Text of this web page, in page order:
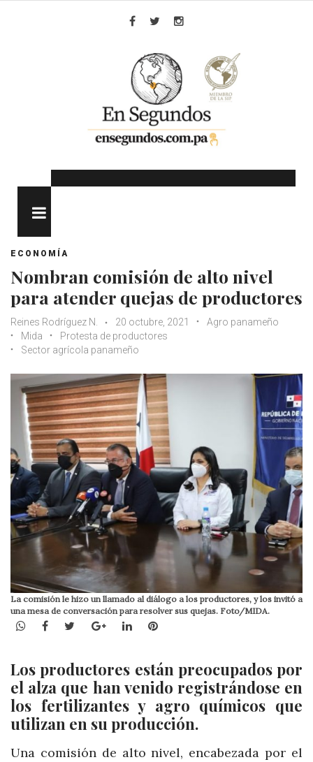
ECONOMÍA
Nombran comisión de alto nivel
para atender quejas de productores
Reines Rodríguez N. 20 octubre, 2021
Agro panameño
Mida
Protesta de productores
Sector agrícola panameño
La comisión le hizo un llamado al diálogo a los productores, y los invitó a
una mesa de conversación para resolver sus quejas. Foto/MIDA.
WhatsApp
Facebook
TwitterGoogle+LinkedInPinterest
Los productores están preocupados por
el alza que han venido registrándose en
los fertilizantes y agro químicos que
utilizan en su producción.
Una comisión de alto nivel, encabezada por el